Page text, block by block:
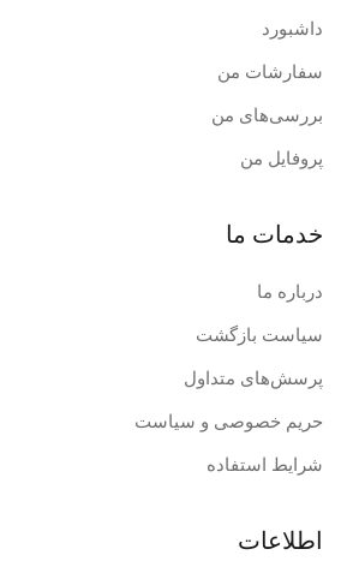
داشبورد
سفارشات من
بررسی‌های من
پروفایل من
خدمات ما
درباره ما
سیاست بازگشت
پرسش‌های متداول
حریم خصوصی و سیاست
شرایط استفاده
اطلاعات